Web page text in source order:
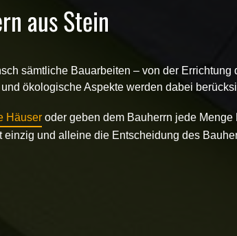
aus Stein
sämtliche Bauarbeiten – von der Errichtung
ökologische Aspekte werden dabei
Häuser oder geben dem Bauherrn jede
einzig und alleine die Entscheidung des